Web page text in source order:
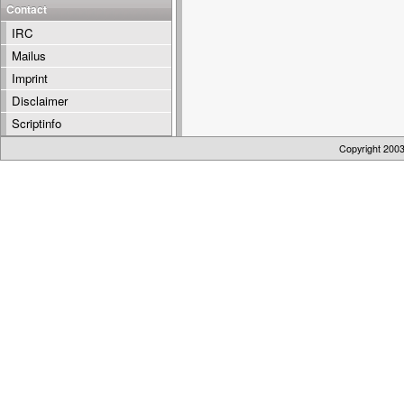
Contact
IRC
Mailus
Imprint
Disclaimer
Scriptinfo
Copyright